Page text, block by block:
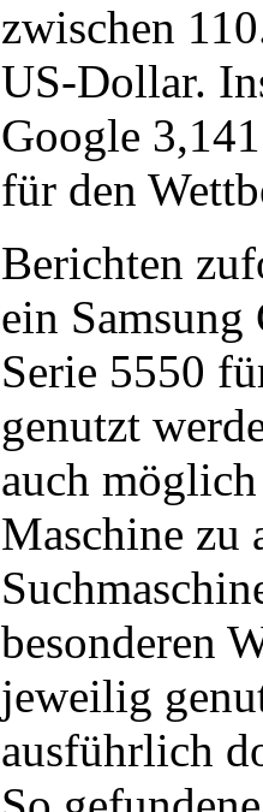
zwischen
US-Dollar.
Google
für den
Berichten
ein
Serie 5550
genutzt
auch
Maschine zu
besonderen
jeweilig
ausführlich